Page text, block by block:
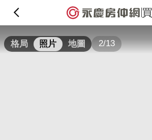
格局 照片 地圖 2/13